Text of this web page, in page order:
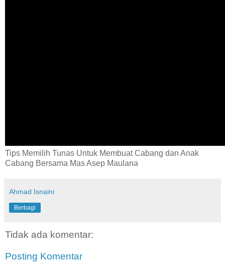
Tips Memilih Tunas Untuk Membuat Cabang dan Anak
Cabang Bersama Mas Asep Maulana
Ahmad Isnaini
Berbagi
Tidak ada komentar:
Posting Komentar